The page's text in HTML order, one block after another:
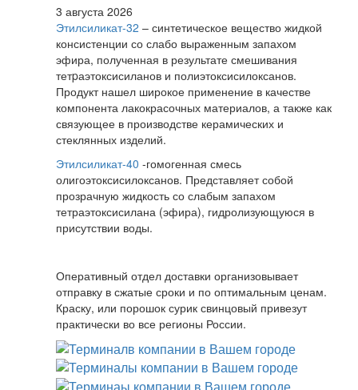
3 августа 2026
Этилсиликат-32 – синтетическое вещество жидкой
консистенции со слабо выраженным запахом
эфира, полученная в результате смешивания
тетpаэтоксисиланов и полиэтоксисилоксанов.
Продукт нашел широкое применение в качестве
компонента лакокрасочных материалов, а также как
связующее в производстве керамических и
стеклянных изделий.
Этилсиликат-40 -гомогенная смесь
олигоэтоксисилоксанов. Представляет собой
прозрачную жидкость со слабым запахом
тетраэтоксисилана (эфира), гидролизующуюся в
присутствии воды.
Оперативный отдел доставки организовывает
отправку в сжатые сроки и по оптимальным ценам.
Краску, или порошок сурик свинцовый привезут
практически во все регионы России.